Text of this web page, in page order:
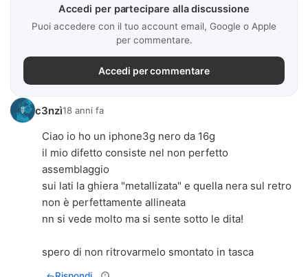
Accedi per partecipare alla discussione
Puoi accedere con il tuo account email, Google o Apple
per commentare.
Accedi per commentare
c3nzì18 anni fa
Ciao io ho un iphone3g nero da 16g
il mio difetto consiste nel non perfetto
assemblaggio
sui lati la ghiera "metallizata" e quella nera sul retro
non è perfettamente allineata
nn si vede molto ma si sente sotto le dita!
spero di non ritrovarmelo smontato in tasca